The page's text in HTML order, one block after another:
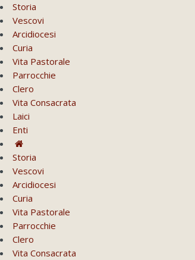
Storia
Vescovi
Arcidiocesi
Curia
Vita Pastorale
Parrocchie
Clero
Vita Consacrata
Laici
Enti
Storia
Vescovi
Arcidiocesi
Curia
Vita Pastorale
Parrocchie
Clero
Vita Consacrata